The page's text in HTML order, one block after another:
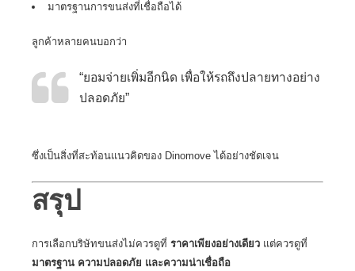
มาตรฐานการขนส่งที่เชื่อถือได้
ลูกค้าหลายคนบอกว่า
“ยอมจ่ายเพิ่มอีกนิด เพื่อให้รถถึงปลายทางอย่าง
ปลอดภัย”
ซึ่งเป็นสิ่งที่สะท้อนแนวคิดของ Dinomove ได้อย่างชัดเจน
สรุป
การเลือกบริษัทขนส่งไม่ควรดูที่ ราคาเพียงอย่างเดียว แต่ควรดูที่
มาตรฐาน ความปลอดภัย และความน่าเชื่อถือ